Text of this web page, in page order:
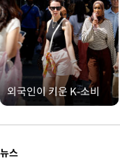
외국인이 키운 K-소비
뉴스